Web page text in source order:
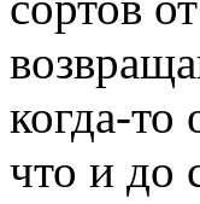
когда-то
что и до